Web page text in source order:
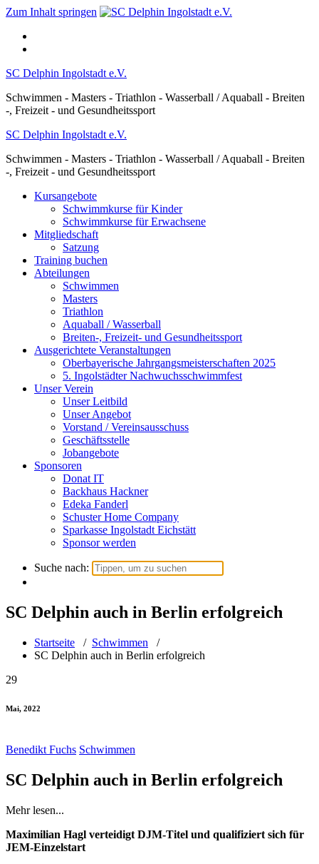
Zum Inhalt springen
SC Delphin Ingolstadt e.V.
Schwimmen - Masters - Triathlon - Wasserball / Aquaball - Breiten
-, Freizeit - und Gesundheitssport
SC Delphin Ingolstadt e.V.
Schwimmen - Masters - Triathlon - Wasserball / Aquaball - Breiten
-, Freizeit - und Gesundheitssport
Kursangebote
Schwimmkurse für Kinder
Schwimmkurse für Erwachsene
Mitgliedschaft
Satzung
Training buchen
Abteilungen
Schwimmen
Masters
Triathlon
Aquaball / Wasserball
Breiten-, Freizeit- und Gesundheitssport
Ausgerichtete Veranstaltungen
Oberbayerische Jahrgangsmeisterschaften 2025
5. Ingolstädter Nachwuchsschwimmfest
Unser Verein
Unser Leitbild
Unser Angebot
Vorstand / Vereinsausschuss
Geschäftsstelle
Jobangebote
Sponsoren
Donat IT
Backhaus Hackner
Edeka Fanderl
Schuster Home Company
Sparkasse Ingolstadt Eichstätt
Sponsor werden
Suche nach:
SC Delphin auch in Berlin erfolgreich
Startseite / Schwimmen /
SC Delphin auch in Berlin erfolgreich
29
Mai, 2022
Benedikt Fuchs Schwimmen
SC Delphin auch in Berlin erfolgreich
Mehr lesen...
Maximilian Hagl verteidigt DJM-Titel und qualifiziert sich für
JEM-Einzelstart